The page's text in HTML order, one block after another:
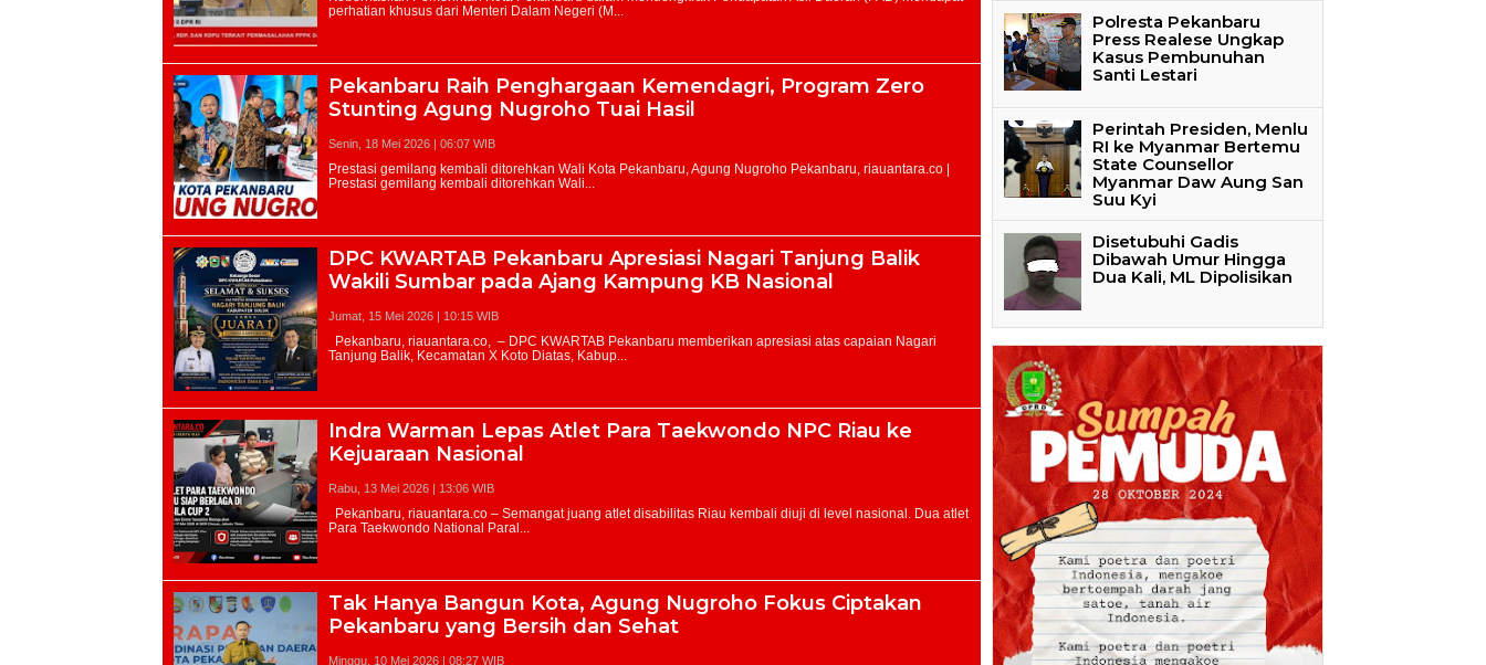
Pekanbaru Raih Penghargaan Kemendagri, Program Zero
Stunting Agung Nugroho Tuai Hasil
Senin, 18 Mei 2026 | 06:07 WIB
DPC KWARTAB Pekanbaru Apresiasi Nagari Tanjung Balik
Wakili Sumbar pada Ajang Kampung KB Nasional
Jumat, 15 Mei 2026 | 10:15 WIB
Indra Warman Lepas Atlet Para Taekwondo NPC Riau ke
Kejuaraan Nasional
Rabu, 13 Mei 2026 | 13:06 WIB
Tak Hanya Bangun Kota, Agung Nugroho Fokus Ciptakan
Pekanbaru yang Bersih dan Sehat
Minggu, 10 Mei 2026 | 08:27 WIB
Polresta Pekanbaru
Press Realese Ungkap
Kasus Pembunuhan
Santi Lestari
Perintah Presiden, Menlu
RI ke Myanmar Bertemu
State Counsellor
Myanmar Daw Aung San
Suu Kyi
Disetubuhi Gadis
Dibawah Umur Hingga
Dua Kali, ML Dipolisikan